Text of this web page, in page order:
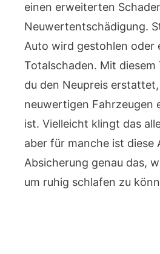
einen erweiterten
Neuwertentschädigung.
Auto wird gestohlen oder
Totalschaden. Mit
du den Neupreis
neuwertigen Fahrzeugen
ist. Vielleicht klingt das
aber für manche ist diese
Absicherung genau das,
um ruhig schlafen zu